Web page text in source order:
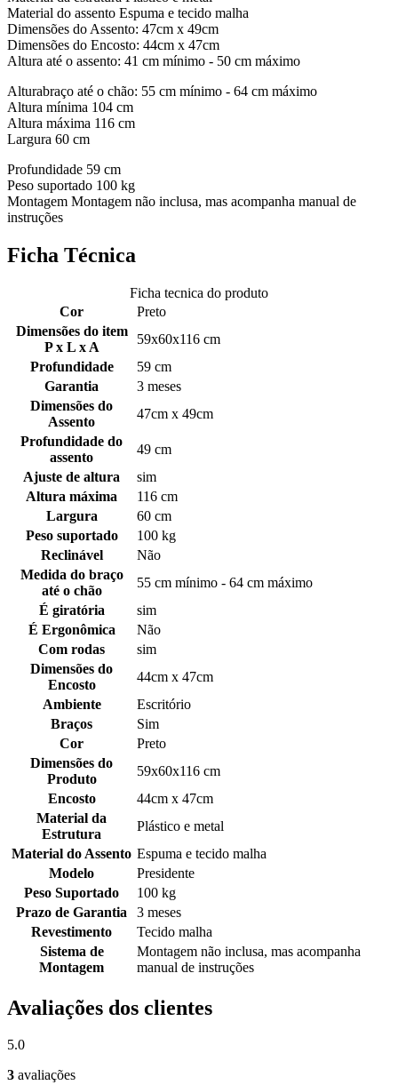
Material do assento Espuma e tecido malha
Dimensões do Assento: 47cm x 49cm
Dimensões do Encosto: 44cm x 47cm
Altura até o assento: 41 cm mínimo - 50 cm máximo
Alturabraço até o chão: 55 cm mínimo - 64 cm máximo
Altura mínima 104 cm
Altura máxima 116 cm
Largura 60 cm
Profundidade 59 cm
Peso suportado 100 kg
Montagem Montagem não inclusa, mas acompanha manual de
instruções
Ficha Técnica
Ficha tecnica do produto
Cor
Preto
Dimensões do item
P x L x A
59x60x116 cm
Profundidade
59 cm
Garantia
3 meses
Dimensões do
Assento
47cm x 49cm
Profundidade do
assento
49 cm
Ajuste de altura
sim
Altura máxima
116 cm
Largura
60 cm
Peso suportado
100 kg
Reclinável
Não
Medida do braço
até o chão
55 cm mínimo - 64 cm máximo
É giratória
sim
É Ergonômica
Não
Com rodas
sim
Dimensões do
Encosto
44cm x 47cm
Ambiente
Escritório
Braços
Sim
Cor
Preto
Dimensões do
Produto
59x60x116 cm
Encosto
44cm x 47cm
Material da
Estrutura
Plástico e metal
Material do Assento Espuma e tecido malha
Modelo
Presidente
Peso Suportado
100 kg
Prazo de Garantia
3 meses
Revestimento
Tecido malha
Sistema de
Montagem
Montagem não inclusa, mas acompanha
manual de instruções
Avaliações dos clientes
5.0
3 avaliações